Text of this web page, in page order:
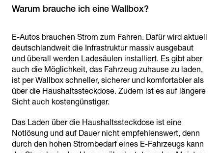
Warum brauche ich eine Wallbox?
E-Autos brauchen Strom zum Fahren. Dafür wird aktuell
deutschlandweit die Infrastruktur massiv ausgebaut
und überall werden Ladesäulen installiert. Es gibt aber
auch die Möglichkeit, das Fahrzeug zuhause zu laden,
ist per Wallbox schneller, sicherer und komfortabler als
über die Haushaltssteckdose. Zudem ist es auf längere
Sicht auch kostengünstiger.
Das Laden über die Haushaltssteckdose ist eine
Notlösung und auf Dauer nicht empfehlenswert, denn
durch den hohen Strombedarf eines E-Fahrzeugs kann